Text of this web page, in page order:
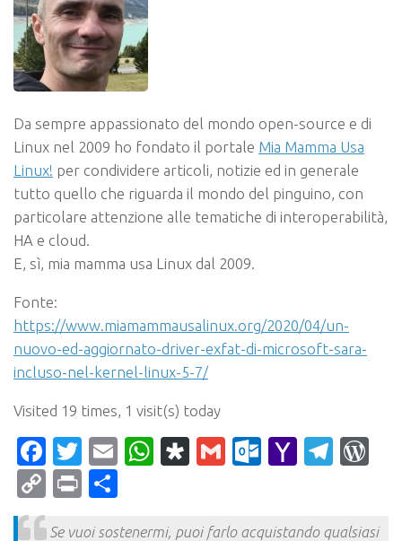
Da sempre appassionato del mondo open-source e di
Linux nel 2009 ho fondato il portale Mia Mamma Usa
Linux! per condividere articoli, notizie ed in generale
tutto quello che riguarda il mondo del pinguino, con
particolare attenzione alle tematiche di interoperabilità,
HA e cloud.
E, sì, mia mamma usa Linux dal 2009.
Fonte:
https://www.miamammausalinux.org/2020/04/un-
nuovo-ed-aggiornato-driver-exfat-di-microsoft-sara-
incluso-nel-kernel-linux-5-7/
Visited 19 times, 1 visit(s) today
Facebook
Twitter
EmailWhatsApp
Diaspora
Gmail Yahoo
CopyPrint
Se vuoi sostenermi, puoi farlo acquistando qualsiasi